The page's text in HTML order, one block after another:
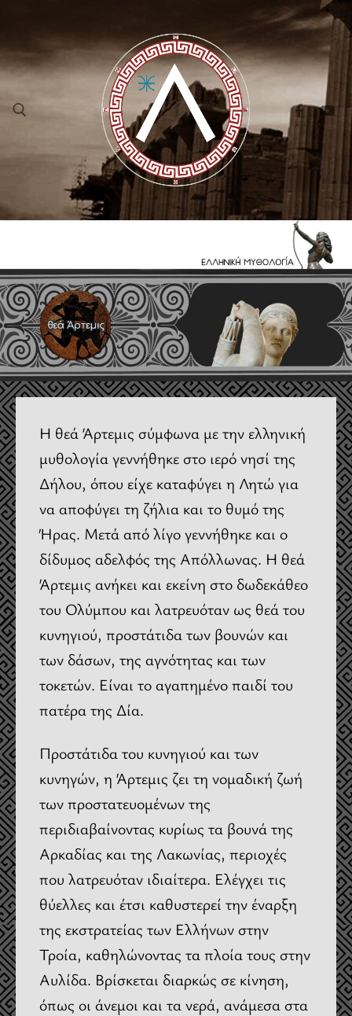
Η θεά Άρτεμις σύμφωνα με την ελληνική
μυθολογία γεννήθηκε στο ιερό νησί της
Δήλου, όπου είχε καταφύγει η Λητώ για
να αποφύγει τη ζήλια και το θυμό της
Ήρας. Μετά από λίγο γεννήθηκε και ο
δίδυμος αδελφός της Απόλλωνας. Η θεά
Άρτεμις ανήκει και εκείνη στο δωδεκάθεο
του Ολύμπου και λατρευόταν ως θεά του
κυνηγιού, προστάτιδα των βουνών και
των δάσων, της αγνότητας και των
τοκετών. Είναι το αγαπημένο παιδί του
πατέρα της Δία.
Προστάτιδα του κυνηγιού και των
κυνηγών, η Άρτεμις ζει τη νομαδική ζωή
των προστατευομένων της
περιδιαβαίνοντας κυρίως τα βουνά της
Αρκαδίας και της Λακωνίας, περιοχές
που λατρευόταν ιδιαίτερα. Ελέγχει τις
θύελλες και έτσι καθυστερεί την έναρξη
της εκστρατείας των Ελλήνων στην
Τροία, καθηλώνοντας τα πλοία τους στην
Αυλίδα. Βρίσκεται διαρκώς σε κίνηση,
όπως οι άνεμοι και τα νερά, ανάμεσα στα